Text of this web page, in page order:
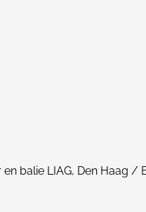
balie LIAG, Den Haag /